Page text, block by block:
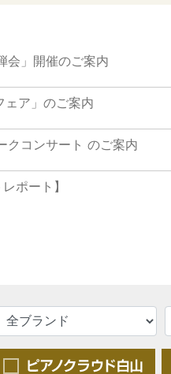
会」開催のご案内
ェア」のご案内
クコンサート のご案内
ポート】